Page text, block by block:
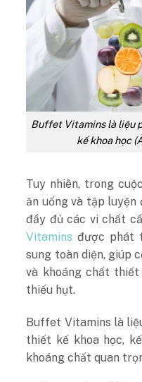
Buffet Vitamins là liệu
kế khoa học
Tuy nhiên, trong
ăn uống và tập luyện
đầy đủ các vi chất
Vitamins được phát
sung toàn diện, giúp
và khoáng chất
thiếu hụt.
Buffet Vitamins là
thiết kế khoa học,
khoáng chất quan